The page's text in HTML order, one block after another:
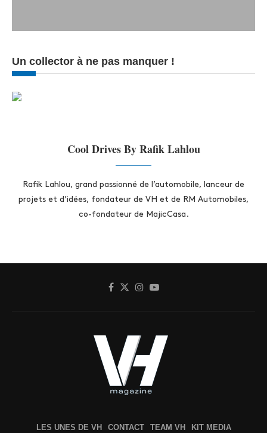
Un collector à ne pas manquer !
Cool Drives By Rafik Lahlou
Rafik Lahlou, grand passionné de l’automobile, lanceur de
projets et d’idées, fondateur de VH et de RM Automobiles,
co-fondateur de MajicCasa.
LES UNES DE VH CONTACT TEAM VH KIT MEDIA